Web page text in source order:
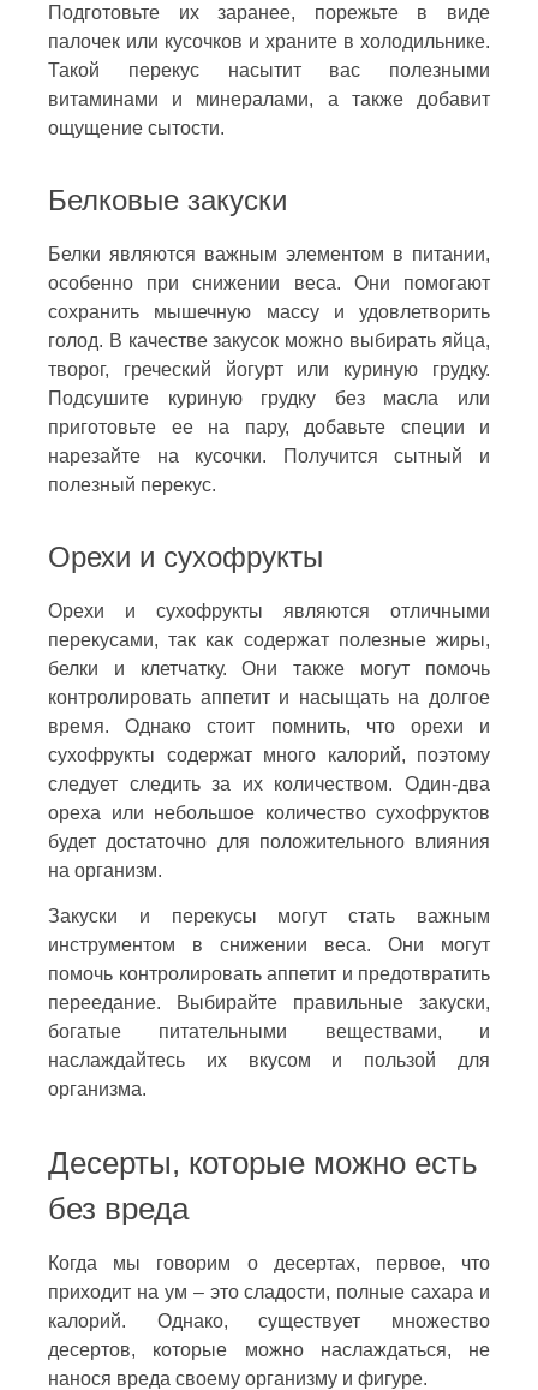
Подготовьте их заранее, порежьте в виде
палочек или кусочков и храните в холодильнике.
Такой перекус насытит вас полезными
витаминами и минералами, а также добавит
ощущение сытости.
Белковые закуски
Белки являются важным элементом в питании,
особенно при снижении веса. Они помогают
сохранить мышечную массу и удовлетворить
голод. В качестве закусок можно выбирать яйца,
творог, греческий йогурт или куриную грудку.
Подсушите куриную грудку без масла или
приготовьте ее на пару, добавьте специи и
нарезайте на кусочки. Получится сытный и
полезный перекус.
Орехи и сухофрукты
Орехи и сухофрукты являются отличными
перекусами, так как содержат полезные жиры,
белки и клетчатку. Они также могут помочь
контролировать аппетит и насыщать на долгое
время. Однако стоит помнить, что орехи и
сухофрукты содержат много калорий, поэтому
следует следить за их количеством. Один-два
ореха или небольшое количество сухофруктов
будет достаточно для положительного влияния
на организм.
Закуски и перекусы могут стать важным
инструментом в снижении веса. Они могут
помочь контролировать аппетит и предотвратить
переедание. Выбирайте правильные закуски,
богатые питательными веществами, и
наслаждайтесь их вкусом и пользой для
организма.
Десерты, которые можно есть
без вреда
Когда мы говорим о десертах, первое, что
приходит на ум – это сладости, полные сахара и
калорий. Однако, существует множество
десертов, которые можно наслаждаться, не
нанося вреда своему организму и фигуре.